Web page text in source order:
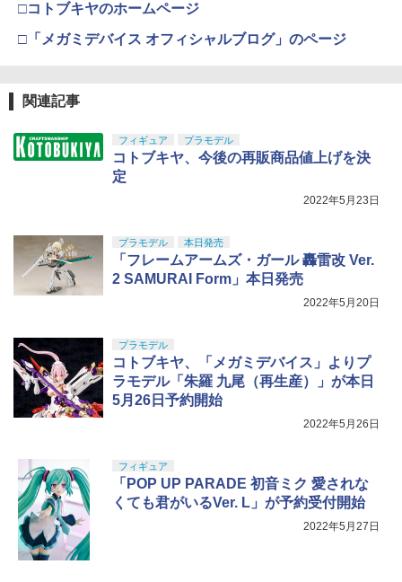
4
HG 機動戦士ガンダム00 グラハム専用ユ
ニオンフラッグカスタム 1/144スケール
色分け済みプラモデル
5
BANDAI SPIRITS(バンダイスピリッツ)
30MS SIS-H00 セスティエ[カラーC] 色
￥2,666
5
￥3,815
8ml ホビー用仕上材 B603
￥710
型用接着剤 87003
□コトブキヤのホームページ
□「メガミデバイス オフィシャルブログ」のページ
関連記事
フィギュア プラモデル
コトブキヤ、今後の再販商品値上げを決
定
2022年5月23日
プラモデル 本日発売
「フレームアームズ・ガール 轟雷改 Ver.
2 SAMURAI Form」本日発売
2022年5月20日
プラモデル
コトブキヤ、「メガミデバイス」よりプ
ラモデル「朱羅 九尾（再生産）」が本日
5月26日予約開始
2022年5月26日
フィギュア
「POP UP PARADE 初音ミク 愛されな
くても君がいるVer. L」が予約受付開始
2022年5月27日